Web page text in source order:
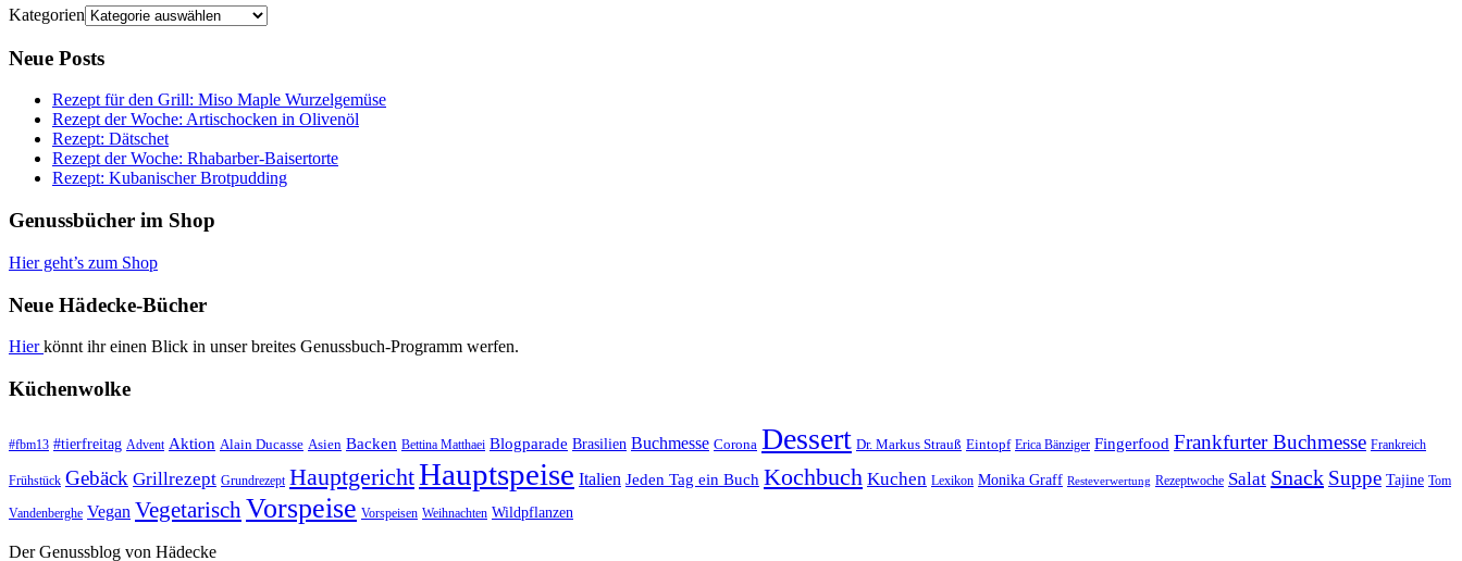
Kategorien
Neue Posts
Rezept für den Grill: Miso Maple Wurzelgemüse
Rezept der Woche: Artischocken in Olivenöl
Rezept: Dätschet
Rezept der Woche: Rhabarber-Baisertorte
Rezept: Kubanischer Brotpudding
Genussbücher im Shop
Hier geht’s zum Shop
Neue Hädecke-Bücher
Hierkönnt ihr einen Blick in unser breites Genussbuch-Programm werfen.
Küchenwolke
#fbm13 #tierfreitag Advent Aktion Alain Ducasse Asien Backen Bettina Matthaei Blogparade Brasilien Buchmesse Corona Dessert Dr. Markus Strauß Eintopf Erica Bänziger Fingerfood Frankfurter Buchmesse Frankreich
Frühstück Gebäck Grillrezept Grundrezept HauptgerichtHauptspeise Italien Jeden Tag ein Buch Kochbuch Kuchen Lexikon Monika Graff Resteverwertung Rezeptwoche Salat Snack Suppe Tajine Tom
Vandenberghe Vegan Vegetarisch Vorspeise Vorspeisen Weihnachten Wildpflanzen
Der Genussblog von Hädecke